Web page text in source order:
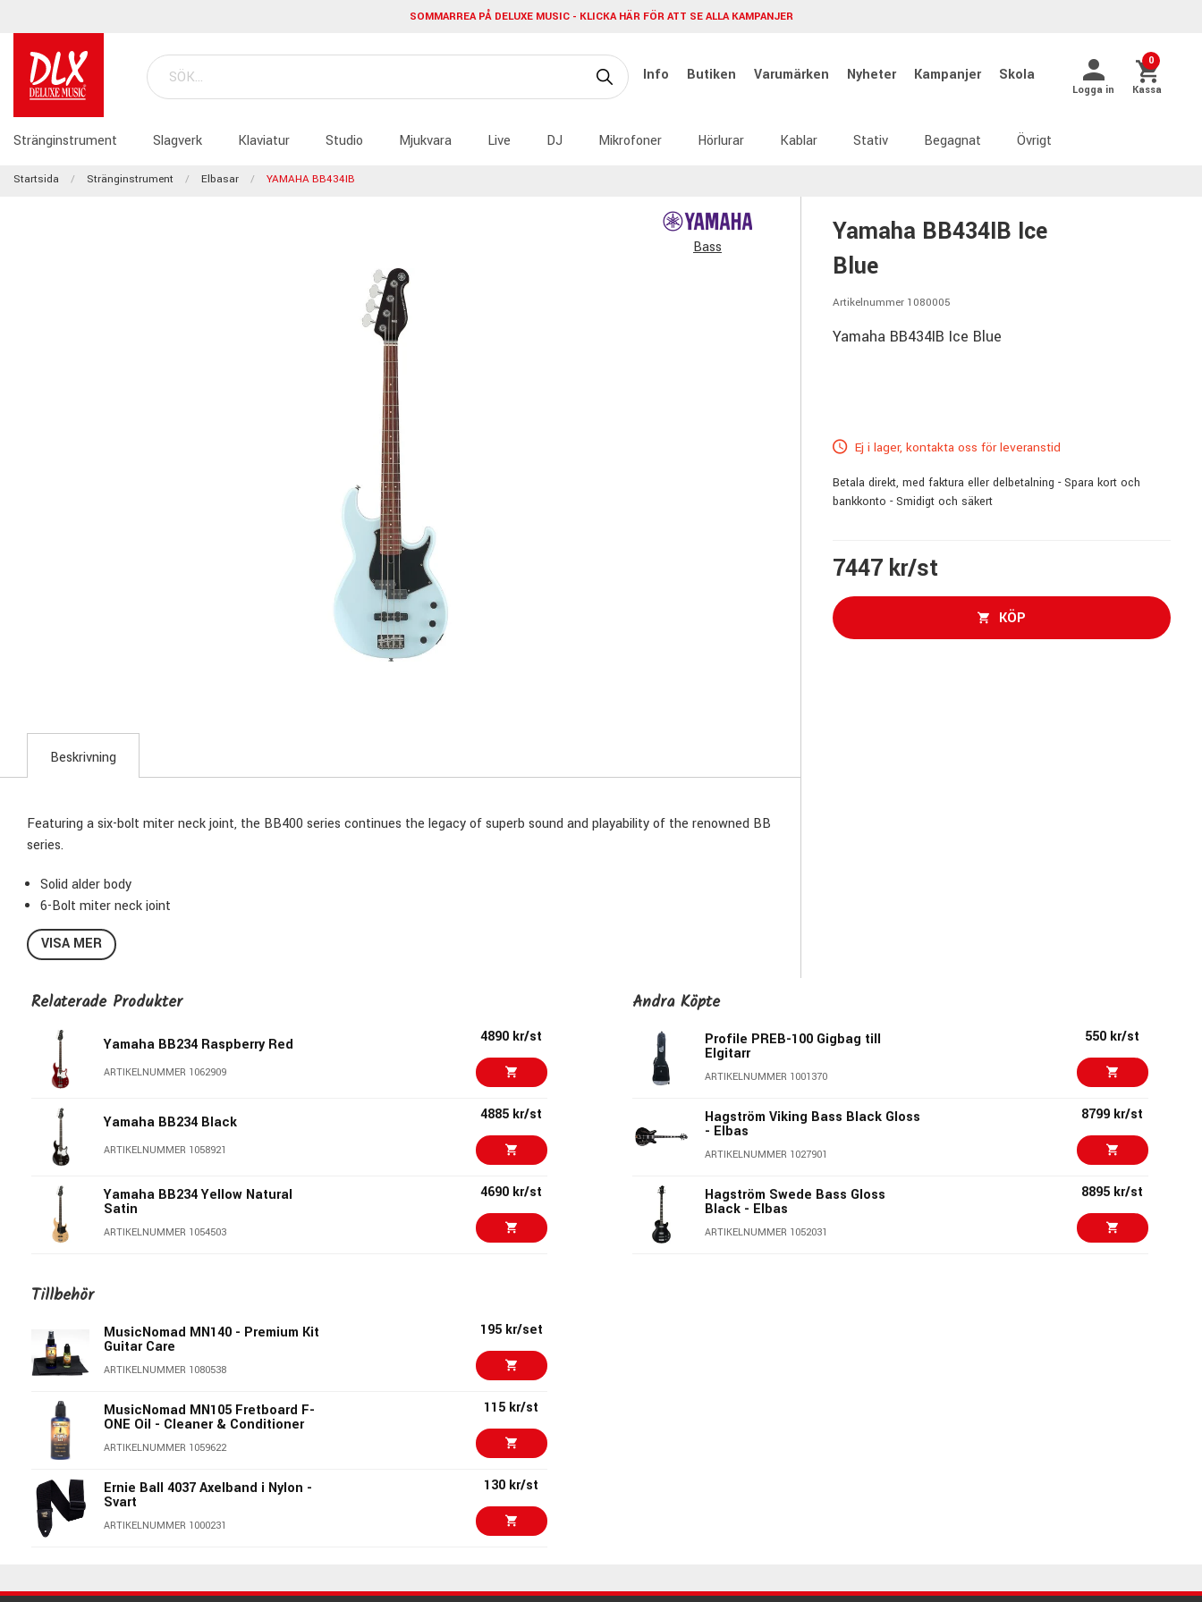
SOMMARREA PÅ DELUXE MUSIC - KLICKA HÄR FÖR ATT SE ALLA KAMPANJER
Info Butiken Varumärken Nyheter Kampanjer Skola
Logga in
0
Kassa
Stränginstrument Slagverk Klaviatur Studio Mjukvara Live DJ Mikrofoner Hörlurar Kablar Stativ Begagnat Övrigt
Startsida Stränginstrument Elbasar YAMAHA BB434IB
Bass
Yamaha BB434IB Ice
Blue
Artikelnummer 1080005
Yamaha BB434IB Ice Blue
Ej i lager, kontakta oss för leveranstid
Betala direkt, med faktura eller delbetalning - Spara kort och
bankkonto - Smidigt och säkert
7447 kr/st
KÖP
Beskrivning
Featuring a six-bolt miter neck joint, the BB400 series continues the legacy of superb sound and playability of the renowned BB
series.
Solid alder body
6-Bolt miter neck joint
5-piece neck
YGD custom V5 pickups (Alnico V)
Lightweight open-gear tuners
VISA MER
Relaterade Produkter
Yamaha BB234 Raspberry Red
ARTIKELNUMMER 1062909
4890 kr/st
Yamaha BB234 Black
ARTIKELNUMMER 1058921
4885 kr/st
Yamaha BB234 Yellow Natural
Satin
ARTIKELNUMMER 1054503
4690 kr/st
Yamaha BB235 Black 4926 kr/st
Ibanez BTB625EX-BKF BTB 5-
String Black Flat
10444 kr/st
Yamaha BBP34II Vintage Sunburst 29433 kr
Ibanez GSR180-BK Black GIO
Andra Köpte
Profile PREB-100 Gigbag till
Elgitarr
ARTIKELNUMMER 1001370
550 kr/st
Hagström Viking Bass Black Gloss
- Elbas
ARTIKELNUMMER 1027901
8799 kr/st
Hagström Swede Bass Gloss
Black - Elbas
ARTIKELNUMMER 1052031
8895 kr/st
ARTIKELNUMMER 1096653
Tillbehör
MusicNomad MN140 - Premium Kit
Guitar Care
ARTIKELNUMMER 1080538
195 kr/set
MusicNomad MN105 Fretboard F-
ONE Oil - Cleaner & Conditioner
ARTIKELNUMMER 1059622
115 kr/st
Ernie Ball 4037 Axelband i Nylon -
Svart
ARTIKELNUMMER 1000231
130 kr/st